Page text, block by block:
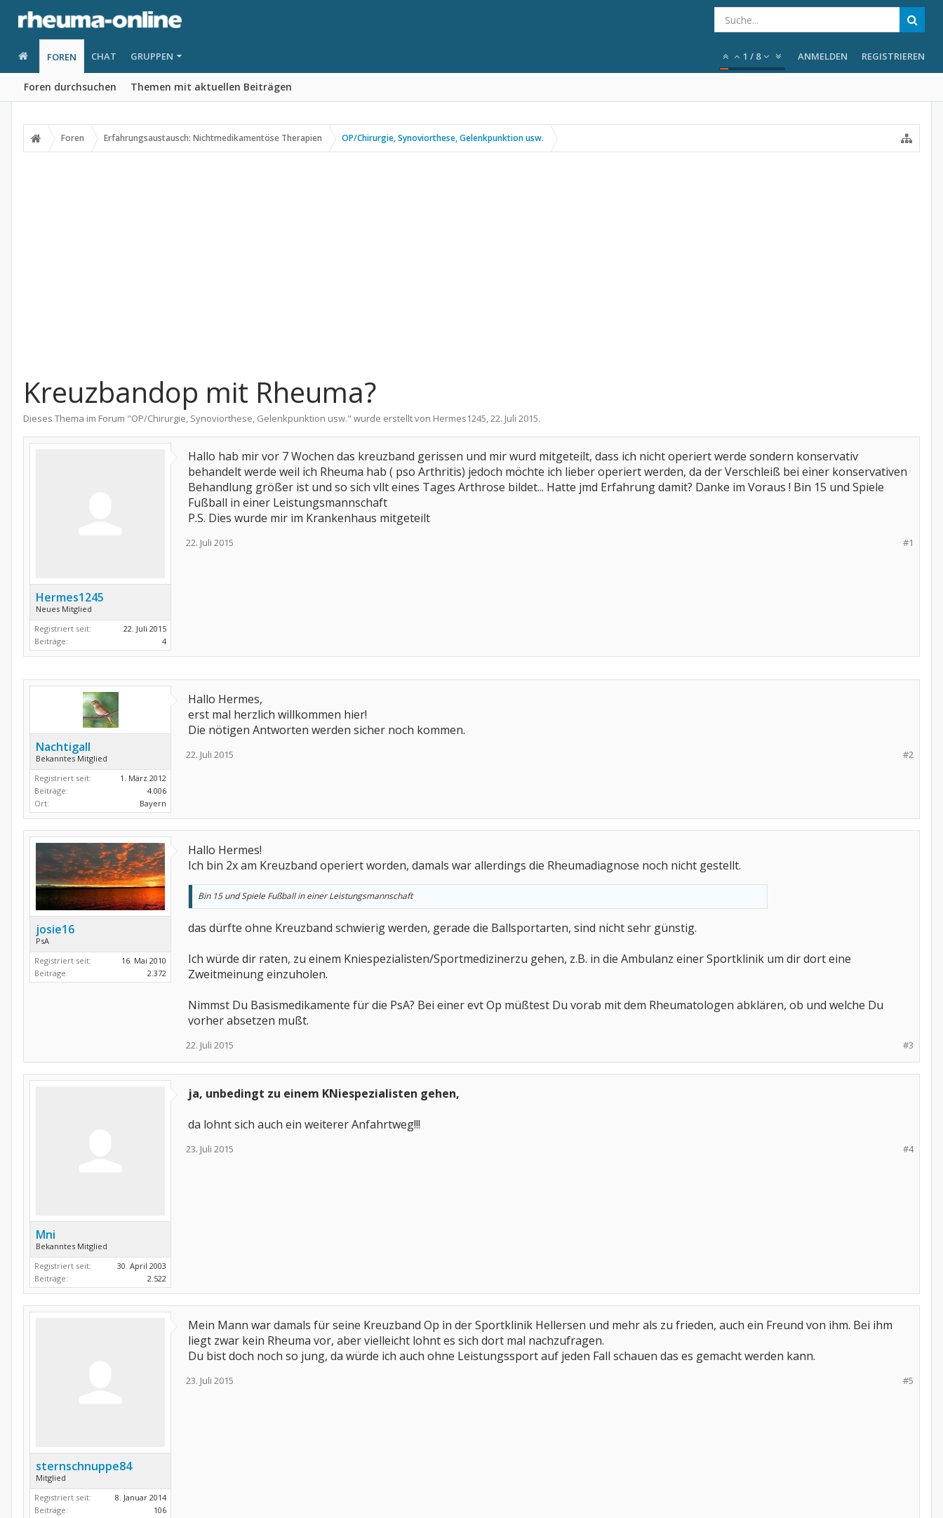
FOREN
Foren durchsuchen Themen mit aktuellen Beiträgen
CHAT GRUPPEN 1 / 8 ANMELDEN REGISTRIEREN
Foren Erfahrungsaustausch: Nichtmedikamentöse Therapien OP/Chirurgie, Synoviorthese, Gelenkpunktion usw.
Kreuzbandop mit Rheuma?
Dieses Thema im Forum "OP/Chirurgie, Synoviorthese, Gelenkpunktion usw." wurde erstellt von Hermes1245,22. Juli 2015.
Hermes1245
Neues Mitglied
Registriert seit:
22. Juli 2015
Beiträge:
4
Hallo hab mir vor 7 Wochen das kreuzband gerissen und mir wurd mitgeteilt, dass ich nicht operiert werde sondern konservativ
behandelt werde weil ich Rheuma hab ( pso Arthritis) jedoch möchte ich lieber operiert werden, da der Verschleiß bei einer konservativen
Behandlung größer ist und so sich vllt eines Tages Arthrose bildet... Hatte jmd Erfahrung damit? Danke im Voraus ! Bin 15 und Spiele
Fußball in einer Leistungsmannschaft
P.S. Dies wurde mir im Krankenhaus mitgeteilt
#1
22. Juli 2015
Nachtigall
Bekanntes Mitglied
Registriert seit:
1. März 2012
Beiträge:
4.006
Ort:
Bayern
Hallo Hermes,
erst mal herzlich willkommen hier!
Die nötigen Antworten werden sicher noch kommen.
#2
22. Juli 2015
josie16
PsA
Registriert seit:
16. Mai 2010
Beiträge:
2.372
Hallo Hermes!
Ich bin 2x am Kreuzband operiert worden, damals war allerdings die Rheumadiagnose noch nicht gestellt.
Bin 15 und Spiele Fußball in einer Leistungsmannschaft
das dürfte ohne Kreuzband schwierig werden, gerade die Ballsportarten, sind nicht sehr günstig.
Ich würde dir raten, zu einem Kniespezialisten/Sportmedizinerzu gehen, z.B. in die Ambulanz einer Sportklinik um dir dort eine
Zweitmeinung einzuholen.
Nimmst Du Basismedikamente für die PsA? Bei einer evt Op müßtest Du vorab mit dem Rheumatologen abklären, ob und welche Du
vorher absetzen mußt.
#3
22. Juli 2015
Mni
Bekanntes Mitglied
Registriert seit:
30. April 2003
Beiträge:
2.522
ja, unbedingt zu einem KNiespezialisten gehen,
da lohnt sich auch ein weiterer Anfahrtweg!!!
#4
23. Juli 2015
sternschnuppe84
Mitglied
Registriert seit:
8. Januar 2014
Beiträge:
106
Mein Mann war damals für seine Kreuzband Op in der Sportklinik Hellersen und mehr als zu frieden, auch ein Freund von ihm. Bei ihm
liegt zwar kein Rheuma vor, aber vielleicht lohnt es sich dort mal nachzufragen.
Du bist doch noch so jung, da würde ich auch ohne Leistungssport auf jeden Fall schauen das es gemacht werden kann.
#5
23. Juli 2015